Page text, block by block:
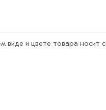
и цвете товара